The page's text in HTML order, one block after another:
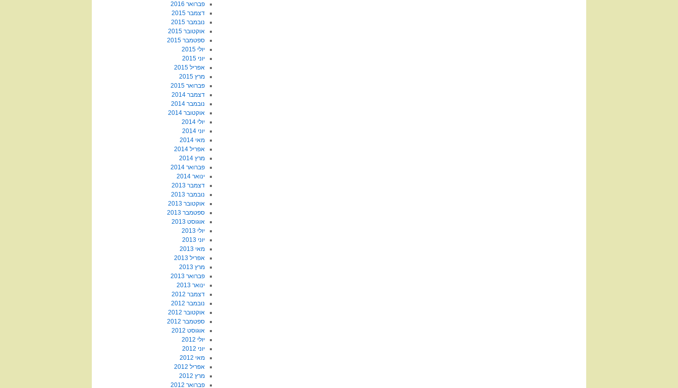
פברואר 2016
דצמבר 2015
נובמבר 2015
אוקטובר 2015
ספטמבר 2015
יולי 2015
יוני 2015
אפריל 2015
מרץ 2015
פברואר 2015
דצמבר 2014
נובמבר 2014
אוקטובר 2014
יולי 2014
יוני 2014
מאי 2014
אפריל 2014
מרץ 2014
פברואר 2014
ינואר 2014
דצמבר 2013
נובמבר 2013
אוקטובר 2013
ספטמבר 2013
אוגוסט 2013
יולי 2013
יוני 2013
מאי 2013
אפריל 2013
מרץ 2013
פברואר 2013
ינואר 2013
דצמבר 2012
נובמבר 2012
אוקטובר 2012
ספטמבר 2012
אוגוסט 2012
יולי 2012
יוני 2012
מאי 2012
אפריל 2012
מרץ 2012
פברואר 2012